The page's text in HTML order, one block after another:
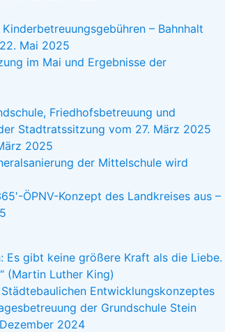
– Bahnhalt
Mai 2025
im Mai und Ergebnisse der
Friedhofsbetreuung und
Stadtratssitzung vom 27. März 2025
2025
der Mittelschule wird
ÖPNV-Konzept des Landkreises aus –
Es gibt keine größere Kraft als die Liebe.
(Martin Luther King)
Entwicklungskonzeptes
der Grundschule Stein
2024